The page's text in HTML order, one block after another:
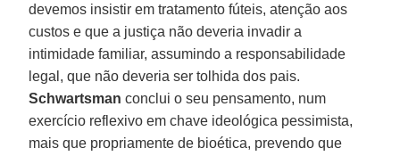
devemos insistir em tratamento fúteis, atenção aos
custos e que a justiça não deveria invadir a
intimidade familiar, assumindo a responsabilidade
legal, que não deveria ser tolhida dos pais.
Schwartsman conclui o seu pensamento, num
exercício reflexivo em chave ideológica pessimista,
mais que propriamente de bioética, prevendo que